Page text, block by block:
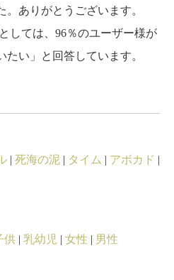
ありがとうございます。
しては、96％のユーザー様が
たい」と回答しています。
| 死海の泥 | タイム | アボカド |
供 | 乳幼児 | 女性 | 男性